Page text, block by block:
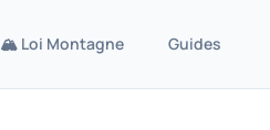
🏔️ Loi Montagne Guides